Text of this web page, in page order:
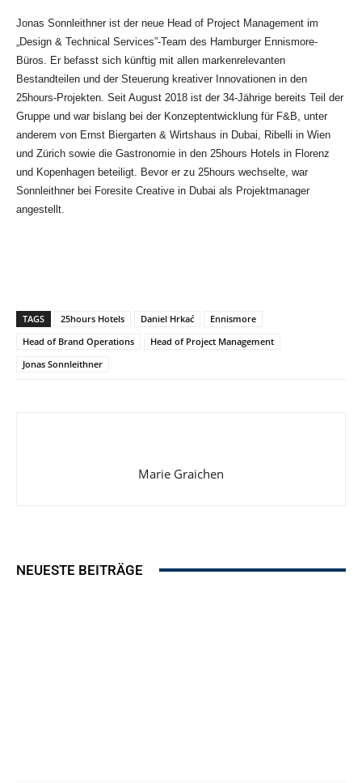
Jonas Sonnleithner ist der neue Head of Project Management im
„Design & Technical Services”-Team des Hamburger Ennismore-
Büros. Er befasst sich künftig mit allen markenrelevanten
Bestandteilen und der Steuerung kreativer Innovationen in den
25hours-Projekten. Seit August 2018 ist der 34-Jährige bereits Teil der
Gruppe und war bislang bei der Konzeptentwicklung für F&B, unter
anderem von Ernst Biergarten & Wirtshaus in Dubai, Ribelli in Wien
und Zürich sowie die Gastronomie in den 25hours Hotels in Florenz
und Kopenhagen beteiligt. Bevor er zu 25hours wechselte, war
Sonnleithner bei Foresite Creative in Dubai als Projektmanager
angestellt.
TAGS 25hours Hotels Daniel Hrkać
Ennismore
Head of Brand Operations
Head of Project Management
Jonas Sonnleithner
Marie Graichen
NEUESTE BEITRÄGE